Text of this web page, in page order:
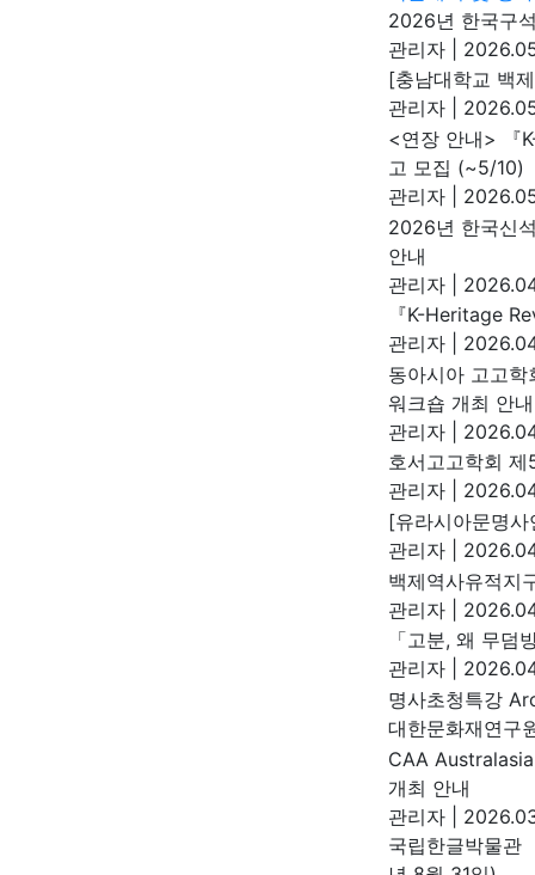
2026년 한국구
관리자
[충남대학교 백
관리자
<연장 안내> 『
고 모집 (~5/10)
관리자
2026년 한국신
안내
관리자
『K-Heritage
관리자
동아시아 고고
워크숍 개최 안내
관리자
호서고고학회
관리자
[유라시아문명
관리자
백제역사유적지
관리자
「고분, 왜 무덤
관리자
명사초청특강
대한문화재연구
CAA
개최 안내
관리자
국립한글박물관